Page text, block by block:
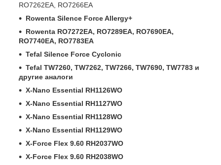
RO7262EA, RO7266EA
Rowenta Silence Force Allergy+
Rowenta RO7272EA, RO7289EA, RO7690EA,
RO7740EA, RO7783EA
Tefal Silence Force Cyclonic
Tefal TW7260, TW7262, TW7266, TW7690, TW7783 и
другие аналоги
X-Nano Essential RH1126WO
X-Nano Essential RH1127WO
X-Nano Essential RH1128WO
X-Nano Essential RH1129WO
X-Force Flex 9.60 RH2037WO
X-Force Flex 9.60 RH2038WO